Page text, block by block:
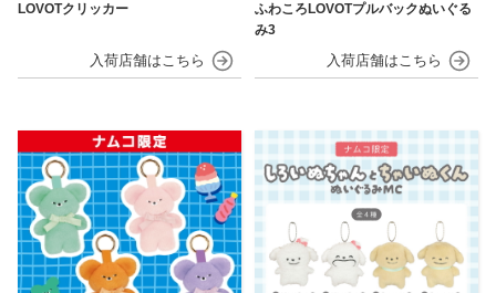
LOVOTクリッカー
ふわころLOVOTプルバックぬいぐる
み3